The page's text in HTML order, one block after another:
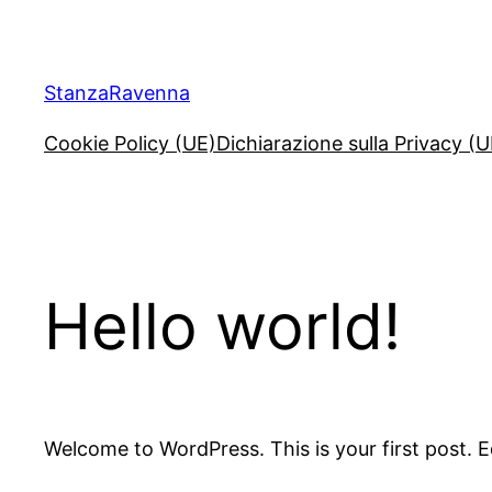
contenuto
StanzaRavenna
Cookie Policy (UE)Dichiarazione sulla Privacy
Hello world!
Welcome to WordPress. This is your first post.